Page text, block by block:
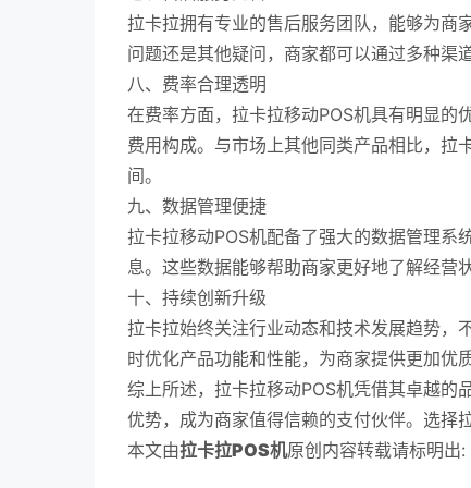
拉卡拉拥有专业的售后服务团队，能够为商
问题还是其他疑问，商家都可以通过多种渠
八、费率合理透明
在费率方面，拉卡拉移动POS机具有明显的
费用构成。与市场上其他同类产品相比，拉
间。
九、数据管理便捷
拉卡拉移动POS机配备了强大的数据管理系
息。这些数据能够帮助商家更好地了解经营
十、持续创新升级
拉卡拉始终关注行业动态和技术发展趋势，
时优化产品功能和性能，为商家提供更加优
综上所述，拉卡拉移动POS机凭借其卓越的
优势，成为商家值得信赖的支付伙伴。选择
本文由拉卡拉POS机原创内容转载请标明出: